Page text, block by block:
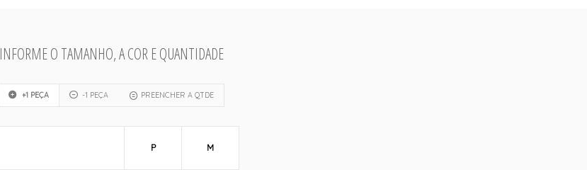
INFORME O TAMANHO, A COR E QUANTIDADE
+1 PEÇA -1 PEÇA PREENCHER A QTDE
P M